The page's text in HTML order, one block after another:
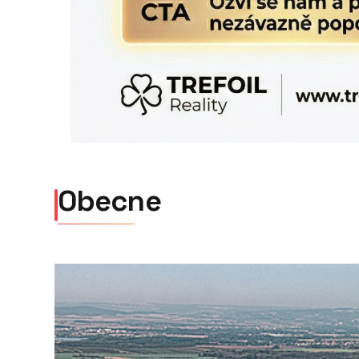
Obecne